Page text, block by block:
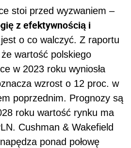
stoi przed wyzwaniem –
z efektywnością i
o co walczyć. Z raportu
wartość polskiego
w 2023 roku wyniosła
wzrost o 12 proc. w
poprzednim. Prognozy są
roku wartość rynku ma
Cushman & Wakefield
ponad połowę